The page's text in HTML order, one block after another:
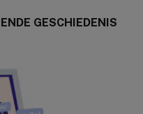
GESCHIEDENIS